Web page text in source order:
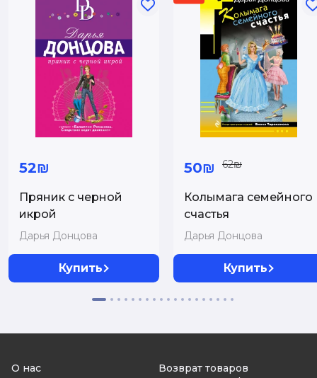
52₪
Пряник с черной
икрой
Дарья Донцова
Купить
50₪ 62₪
Колымага семейного
счастья
Дарья Донцова
Купить
О нас
Возврат товаров